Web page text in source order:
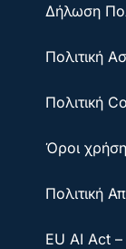
Δήλωση
Πολιτική
Πολιτική
Όροι
Πολιτική
EU AI Act